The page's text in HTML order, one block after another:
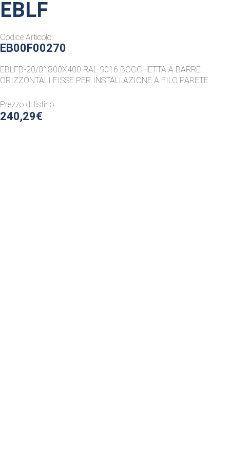
EBLF
Codice Articolo:
EB00F00270
EBLFB-20/0° 800X400 RAL 9016 BOCCHETTA A BARRE
ORIZZONTALI FISSE PER INSTALLAZIONE A FILO PARETE
Prezzo di listino
240,29€